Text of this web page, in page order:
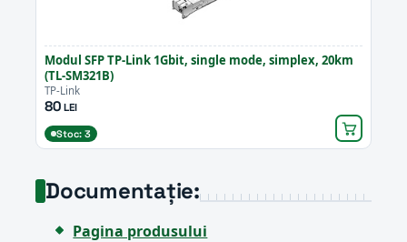
Modul SFP TP-Link 1Gbit, single mode, simplex, 20km
(TL-SM321B)
TP-Link
80LEI
Stoc: 3
Documentație:
Pagina produsului